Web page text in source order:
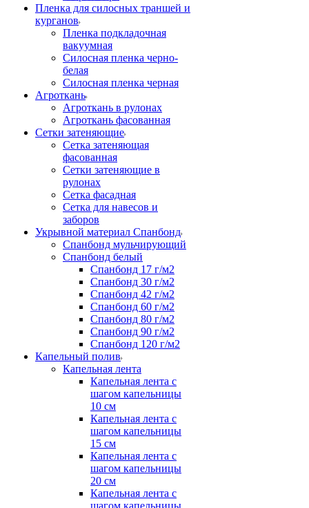
Пленка для силосных траншей и
курганов
Пленка подкладочная
вакуумная
Силосная пленка черно-
белая
Силосная пленка черная
Агроткань
Агроткань в рулонах
Агроткань фасованная
Сетки затеняющие
Сетка затеняющая
фасованная
Сетки затеняющие в
рулонах
Сетка фасадная
Сетка для навесов и
заборов
Укрывной материал Спанбонд
Спанбонд мульчирующий
Спанбонд белый
Спанбонд 17 г/м2
Спанбонд 30 г/м2
Спанбонд 42 г/м2
Спанбонд 60 г/м2
Спанбонд 80 г/м2
Спанбонд 90 г/м2
Спанбонд 120 г/м2
Капельный полив
Капельная лента
Капельная лента с
шагом капельницы
10 см
Капельная лента с
шагом капельницы
15 см
Капельная лента с
шагом капельницы
20 см
Капельная лента с
шагом капельницы